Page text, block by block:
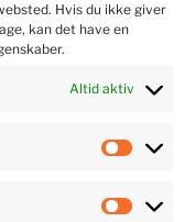
Hvis du ikke giver
kan det have en
Altid aktiv